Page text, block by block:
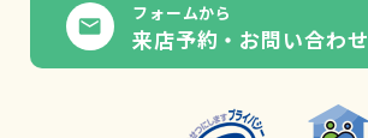
フォームから
来店予約・お問い合わせ